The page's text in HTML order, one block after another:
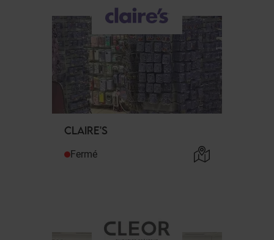
CLAIRE'S
Fermé